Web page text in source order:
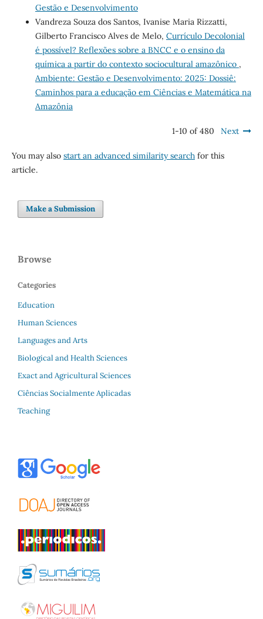
Gestão e Desenvolvimento
Vandreza Souza dos Santos, Ivanise Maria Rizzatti,
Gilberto Francisco Alves de Melo, Currículo Decolonial
é possível? Reflexões sobre a BNCC e o ensino da
química a partir do contexto sociocultural amazônico ,
Ambiente: Gestão e Desenvolvimento: 2025: Dossiê:
Caminhos para a educação em Ciências e Matemática na
Amazônia
1-10 of 480 Next
You may also start an advanced similarity searchfor this
article.
Make a Submission
Browse
Categories
Education
Human Sciences
Languages and Arts
Biological and Health Sciences
Exact and Agricultural Sciences
Ciências Socialmente Aplicadas
Teaching